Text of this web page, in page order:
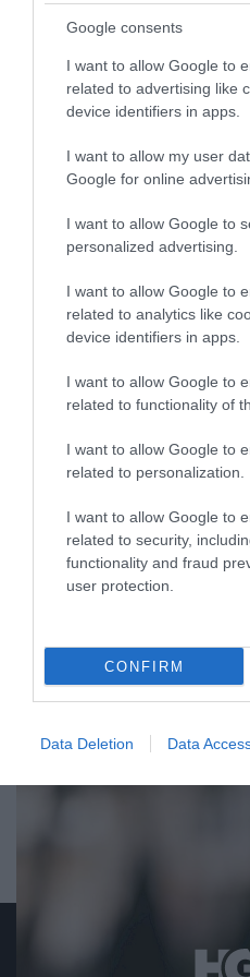
Google consents
I want to allow Google to
related to advertising like
device identifiers in apps.
I want to allow my user
Google for online
I want to allow Google to
personalized advertising.
I want to allow Google to
related to analytics like
device identifiers in apps.
I want to allow Google to
related to functionality of
I want to allow Google to
related to personalization.
I want to allow Google to
related to security,
functionality and fraud
user protection.
CONFIRM
Data Deletion Data
Mindezt úgy, hogy